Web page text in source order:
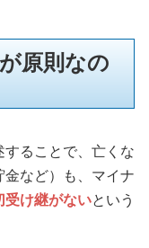
原則なの
することで、亡くな
など）も、マイナ
受け継がないという